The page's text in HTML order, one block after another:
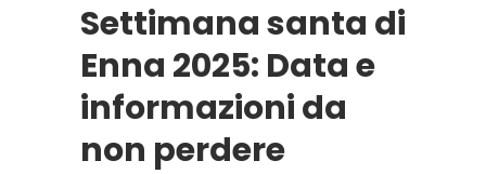
Settimana santa di
Enna 2025: Data e
informazioni da
non perdere